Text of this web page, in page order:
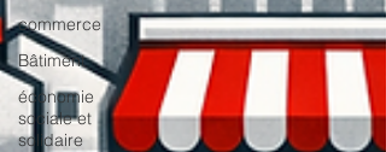
commerce
Bâtiment
économie
sociale et
solidaire